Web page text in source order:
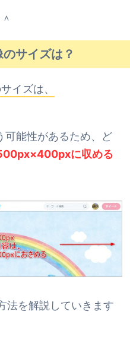
サイズは？
イズは、
能性があるため、
ど
に収める
法を解説していきます